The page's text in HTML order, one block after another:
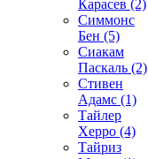
Карасев (2)
Симмонс
Бен (5)
Сиакам
Паскаль (2)
Стивен
Адамс (1)
Тайлер
Херро (4)
Тайриз